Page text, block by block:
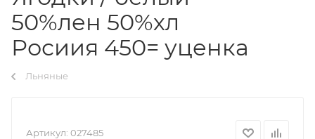
50%лен 50%хл
Росиия 450= уценка
Льняные
Артикул: 027485